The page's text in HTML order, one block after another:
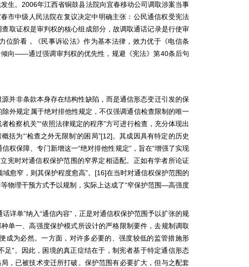
生。2006年江西省铜鼓县法院向宜春移动公司调取涉案当事
市中级人民法院在复议决定中明确主张：公民通信权受宪法
取证权是审判权的核心组成部分，故调取通话记录是行使审
位阶看，《民事诉讼法》作为基本法律，效力优于《电信条
向——通过强调审判权的优先性，规避《宪法》第40条后句
并非条款本身存在结构性缺陷，而是通信形态变迁引发的保
除外规定属于绝对排他性规定，不仅强调通信检查限制的唯一
者检察机关”“依照法律规定的程序”方可进行检查，充分体现出
概括为“‘检查之外无限制’的困局”[12]。其成因具有特定的历史
权保障、专门新增这一“绝对排他性规定”，旨在“增强了实现
宪时对通信权保护范围的窄界定相适配。正如有学者所论证
域愈窄，则其保护程度愈高”。 [16]在当时对通信权保护范围的
物理干预方式予以规制，实际上达成了“窄保护范围 —高强度
话详单”纳入“通信内容” ，正是对通信权保护范围予以扩张的规
种单一、高强度保护模式所设计的严格限制要件，去规制调取
成为必然。一方面，对许多必要的、强度较低的监管措施形
足”。因此，困境的真正症结在于，制宪者基于特定通信形态
，已被技术变迁所打破。保护范围有必要扩大，但与之配套